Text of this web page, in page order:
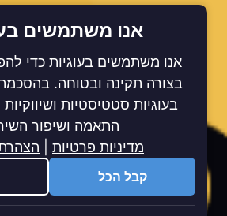
אנו משתמשים
אנו משתמשים בעוגיות כדי
בצורה תקינה ובטוחה.
בעוגיות סטטיסטיות
התאמה ושיפור
מדיניות פרטיות| הצהרת
קבל הכל